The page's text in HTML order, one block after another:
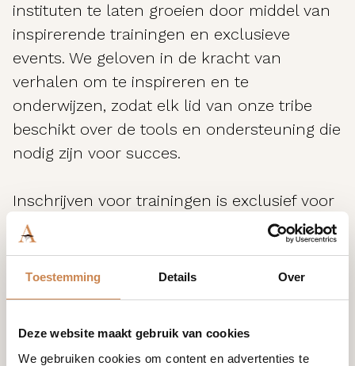
Toestemming Details Over
Deze website maakt gebruik van cookies
We gebruiken cookies om content en advertenties te
instituten te laten groeien door middel van
inspirerende trainingen en exclusieve
events. We geloven in de kracht van
verhalen om te inspireren en te
onderwijzen, zodat elk lid van onze tribe
beschikt over de tools en ondersteuning die
nodig zijn voor succes.
Inschrijven voor trainingen is exclusief voor
klanten van House of African Beauty. Ben je
nog geen klant? Neem contact met ons op
en join the tribe.